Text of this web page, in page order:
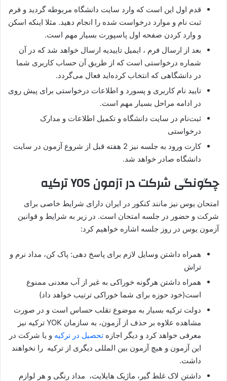
قدم اول این است که وارد سایت دانشگاه مربوطه گردید و فرم
ثبت نام و موارد درخواست شده را انجام دهید. مثلا اینکه اسکن
و وارد کردن صفحه اول پاسپورت بسیار مهم است.
بعد از ارسال فرم ، ایمیل تاییدیه ارسال خواهد شد که در آن
شماره­ درخواستی است که از طریق آن حساب کاربری شما
در دانشگاهی که انتخاب کرده‌اید فعال می‌­گردد.
تایید نام کاربری و پسورد و اطلاعات درخواستی برای پیش روی
در ادامه مراحل بسیار مهم است.
ثبت‌نام در سایت دانشگاه و تکمیل اطلاعات و مدارک
درخواستی
کارت ورود به جلسه نیز 2 هفته قبل از شروع آزمون در سایت
دانشگاه صادر خواهد شد.
چگونگی شرکت در آزمون YOS ترکیه
امتحان یوس نیز مانند کنکور در ایران دارای شرایط خاصی برای
شرکت و حضور در جلسه امتحان است. در زیر به شرایط و قوانین
آزمون یوس در روز جلسه اشاره خواهیم کرد:
همراه داشتن وسایل لازم برای پاسخ دهی: پاک کن، مداد نرم و
تراش
همراه داشتن هرگونه خوراکی به غیر از آب معدنی ممنوع
است(خود حوزه برای شما خوراکی ترتیب خواهد داد)
دولت ترکیه بسیار به موضوع تقلب حساس است و در صورت
مشاهده علاوه بر حذف از آزمون، به سازمان YOK ترکیه نیز
معرفی خواهد کرد و دیگر اجازه تحصیل در ترکیه و یا شرکت در
این آزمون و هیچ آزمون بین المللی دیگری از ترکیه را نخواهند
داشت.
داشتن لاک غلط گیر، ماژیک هایلایت، مداد رنگی و هر لوازم